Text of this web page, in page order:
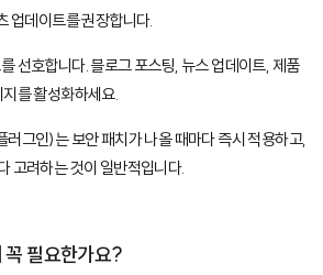
업데이트를 권장합니다.
선호합니다. 블로그 포스팅, 뉴스 업데이트, 제품
를 활성화하세요.
그인)는 보안 패치가 나올 때마다 즉시 적용하고,
고려하는 것이 일반적입니다.
필요한가요?